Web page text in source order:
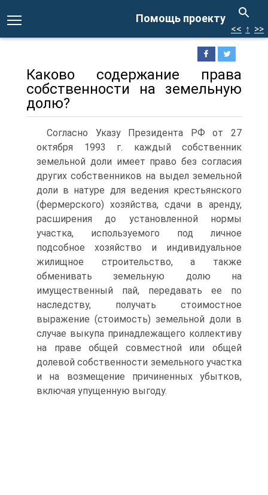
Помощь проекту
<< ↑ >>
Каково содержание права
собственности на земельную
долю?
Согласно Указу Президента РФ от 27
октября 1993 г. каждый собственник
земельной доли имеет право без согласия
других собственников на выдел земельной
доли в натуре для ведения крестьянского
(фермерского) хозяйства, сдачи в аренду,
расширения до установленной нормы
участка, используемого под личное
подсобное хозяйство и индивидуальное
жилищное строительство, а также
обменивать земельную долю на
имущественный пай, передавать ее по
наследству, получать стоимостное
выражение (стоимость) земельной доли в
случае выкупа принадлежащего коллективу
на праве общей совместной или общей
долевой собственности земельного участка
и на возмещение причиненных убытков,
включая упущенную выгоду.